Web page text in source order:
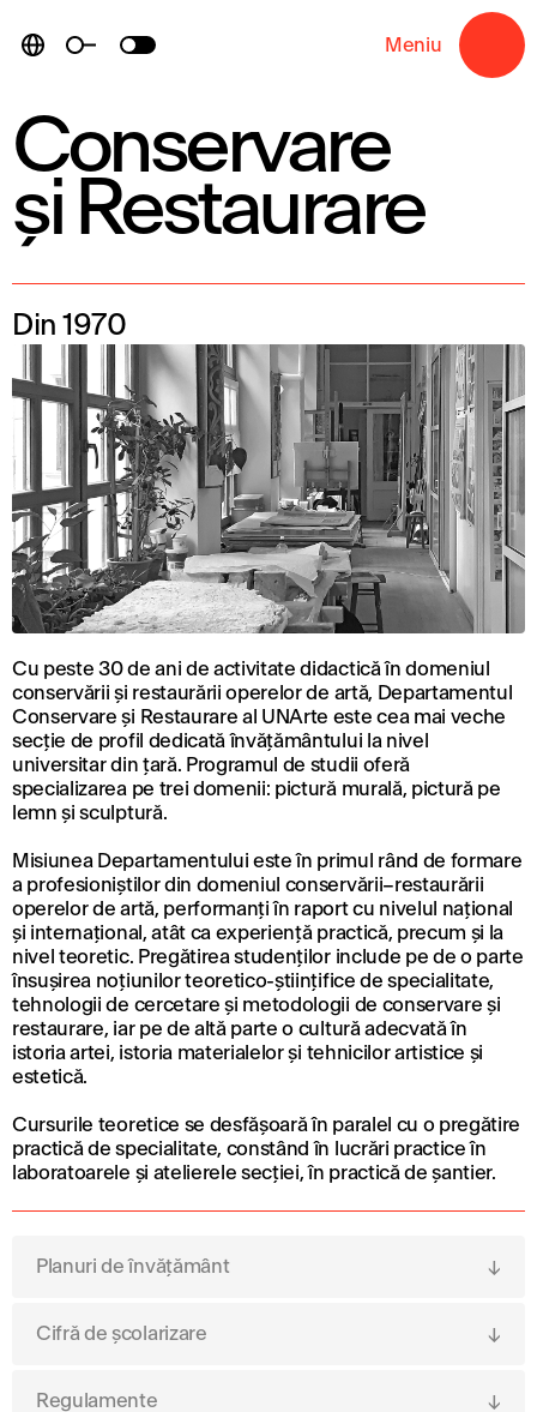
content
Meniu
Conservare
și Restaurare
Din 1970
Cu peste 30 de ani de activitate didactică în domeniul
conservării și restaurării operelor de artă, Departamentul
Conservare și Restaurare al UNArte este cea mai veche
secție de profil dedicată învățământului la nivel
universitar din țară. Programul de studii oferă
specializarea pe trei domenii: pictură murală, pictură pe
lemn și sculptură.
Misiunea Departamentului este în primul rând de formare
a profesioniștilor din domeniul conservării–restaurării
operelor de artă, performanți în raport cu nivelul național
și internațional, atât ca experiență practică, precum și la
nivel teoretic. Pregătirea studenților include pe de o parte
însușirea noțiunilor teoretico-științifice de specialitate,
tehnologii de cercetare și metodologii de conservare și
restaurare, iar pe de altă parte o cultură adecvată în
istoria artei, istoria materialelor și tehnicilor artistice și
estetică.
Cursurile teoretice se desfășoară în paralel cu o pregătire
practică de specialitate, constând în lucrări practice în
laboratoarele și atelierele secției, în practică de șantier.
Planuri de învățământ
Cifră de școlarizare
Regulamente